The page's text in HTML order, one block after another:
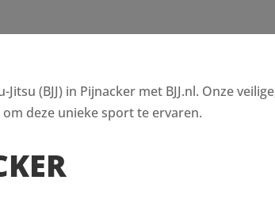
(BJJ) in Pijnacker met BJJ.nl. Onze
deze unieke sport te ervaren.